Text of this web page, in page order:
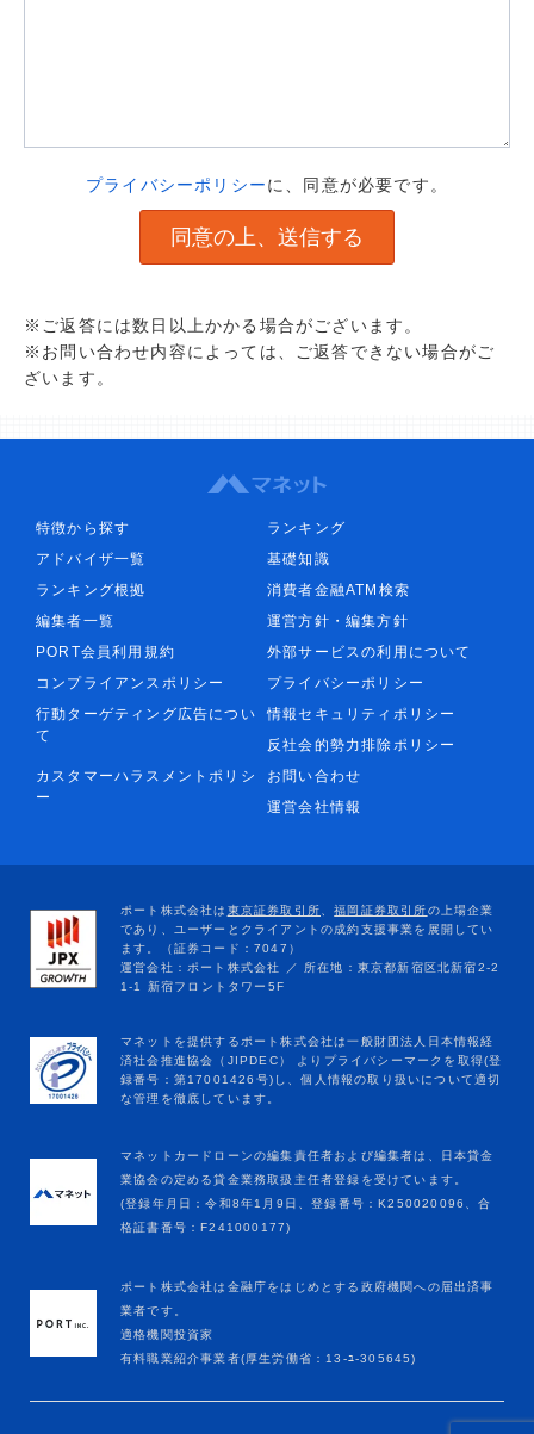
プライバシーポリシーに、同意が必要です。
※ご返答には数日以上かかる場合がございます。
※お問い合わせ内容によっては、ご返答できない場合がご
ざいます。
特徴から探す
ランキング
アドバイザ一覧
基礎知識
ランキング根拠
消費者金融ATM検索
編集者一覧
運営方針・編集方針
PORT会員利用規約
外部サービスの利用について
コンプライアンスポリシー
プライバシーポリシー
行動ターゲティング広告につい
て
情報セキュリティポリシー
反社会的勢力排除ポリシー
カスタマーハラスメントポリシ
ー
お問い合わせ
運営会社情報
マネットカードローンの編集責任者および編集者は、日本貸金
業協会の定める貸金業務取扱主任者登録を受けています。
(登録年月日：令和8年1月9日、登録番号：K250020096、合
格証書番号：F241000177)
ポート株式会社は金融庁をはじめとする政府機関への届出済事
業者です。
適格機関投資家
有料職業紹介事業者(厚生労働省：13-ﾕ-305645)